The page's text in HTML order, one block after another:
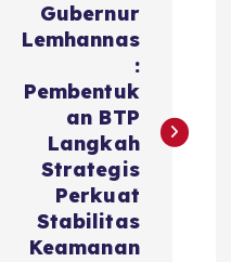
Gubernur
Lemhannas
:
Pembentuk
an BTP
Langkah
Strategis
Perkuat
Stabilitas
Keamanan